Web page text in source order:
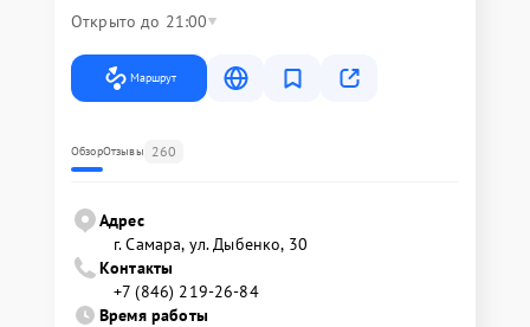
Открыто до 21:00
Маршрут
ОбзорОтзывы 260
Адрес
г. Самара, ул. Дыбенко, 30
Контакты
+7 (846) 219-26-84
Время работы